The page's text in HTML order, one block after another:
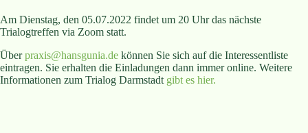
Am Dienstag, den 05.07.2022 findet um 20 Uhr das nächste
Trialogtreffen via Zoom statt.
Überpraxis@hansgunia.de können Sie sich auf die Interessentliste
eintragen. Sie erhalten die Einladungen dann immer online. Weitere
Informationen zum Trialog Darmstadt gibt es hier.